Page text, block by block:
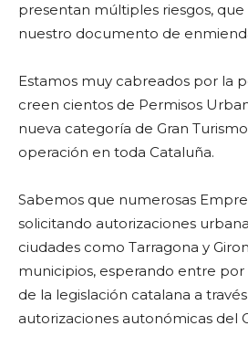
presentan múltiples riesgos,
nuestro documento de
Estamos muy cabreados por la
creen cientos de Permisos
nueva categoría de Gran
operación en toda Cataluña.
Sabemos que numerosas
solicitando autorizaciones
ciudades como Tarragona y
municipios, esperando entre
de la legislación catalana a
autorizaciones autonómicas del